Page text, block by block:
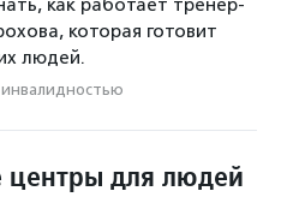
которая готовит
людей.
центры для людей